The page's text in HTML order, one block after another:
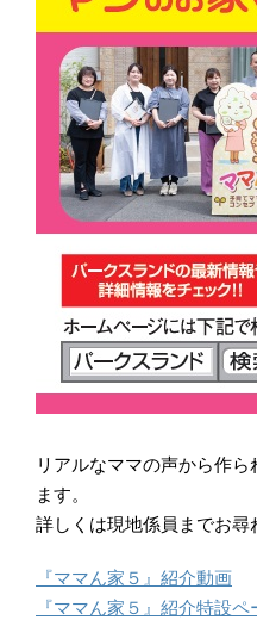
リアルなママの声から作
ます。
詳しくは現地係員までお尋
『ママん家５』紹介動画
『ママん家５』紹介特設ペ